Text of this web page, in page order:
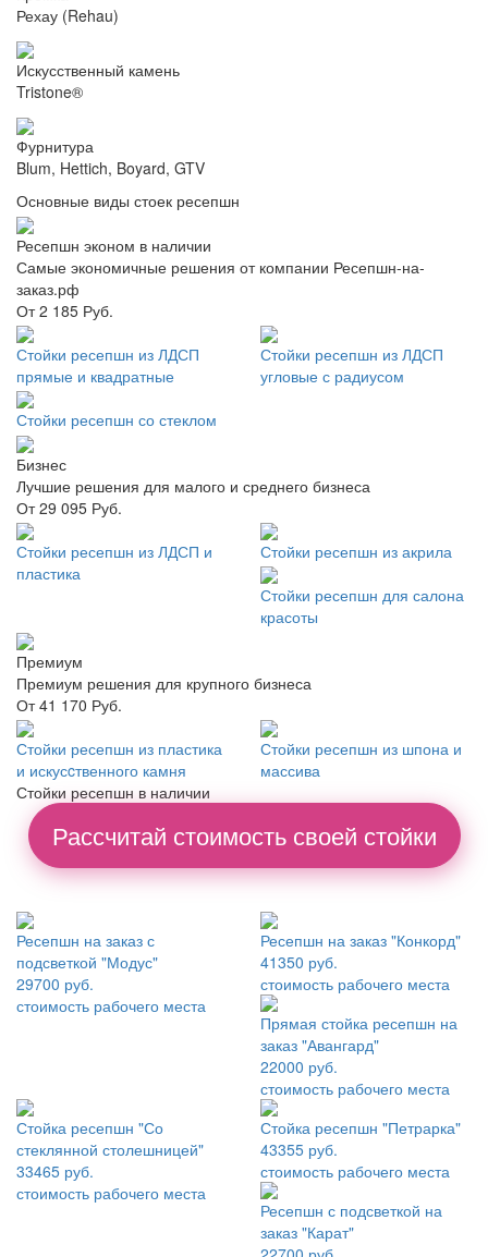
Рехау (Rehau)
Искусственный камень
Tristone®
Фурнитура
Blum, Hettich, Boyard, GTV
Основные виды стоек ресепшн
Ресепшн эконом в наличии
Самые экономичные решения от компании Ресепшн-на-
заказ.рф
От 2 185 Руб.
Стойки ресепшн из ЛДСП
прямые и квадратные
Стойки ресепшн из ЛДСП
угловые с радиусом
Стойки ресепшн со стеклом
Бизнес
Лучшие решения для малого и среднего бизнеса
От 29 095 Руб.
Стойки ресепшн из ЛДСП и
пластика
Стойки ресепшн из акрила
Стойки ресепшн для салона
красоты
Премиум
Премиум решения для крупного бизнеса
От 41 170 Руб.
Стойки ресепшн из пластика
и искусcтвенного камня
Стойки ресепшн из шпона и
массива
Стойки ресепшн в наличии
Рассчитай стоимость своей стойки
Ресепшн на заказ с
подсветкой "Модус"
29700 руб.
стоимость рабочего места
Ресепшн на заказ "Конкорд"
41350 руб.
стоимость рабочего места
Прямая стойка ресепшн на
заказ "Авангард"
22000 руб.
стоимость рабочего места
Стойка ресепшн "Со
стеклянной столешницей"
33465 руб.
стоимость рабочего места
Стойка ресепшн "Петрарка"
43355 руб.
стоимость рабочего места
Ресепшн с подсветкой на
заказ "Карат"